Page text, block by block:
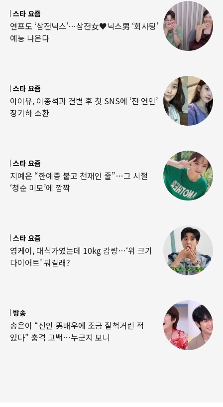
스타 요즘
연프도 ‘삼전닉스’…삼전女♥닉스男 ‘회사팅’
예능 나온다
스타 요즘
아이유, 이종석과 결별 후 첫 SNS에 ‘전 연인’
장기하 소환
스타 요즘
지예은 “한예종 붙고 천재인 줄”…그 시절
‘청순 미모’에 깜짝
스타 요즘
영케이, 대식가였는데 10kg 감량…‘위 크기
다이어트’ 뭐길래?
방송
송은이 “신인 男배우에 조금 질척거린 적
있다” 충격 고백…누군지 보니